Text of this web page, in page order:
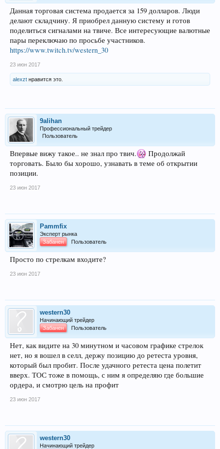
Данная торговая система продается за 159 долларов. Люди
делают складчину. Я приобрел данную систему и готов
поделиться сигналами на твиче. Все интересующие валютные
пары переключаю по просьбе участников.
https://www.twitch.tv/western_30
23 июн 2017
alexzt нравится это.
9alihan
Профессиональный трейдер
Пользователь
Впервые вижу такое.. не знал про твич.
Продолжай
торговать. Было бы хорошо, узнавать в теме об открытии
позиции.
23 июн 2017
Pammfix
Эксперт рынка
Забанен
Пользователь
Просто по стрелкам входите?
23 июн 2017
western30
Начинающий трейдер
Забанен
Пользователь
Нет, как видите на 30 минутном и часовом графике стрелок
нет, но я вошел в селл, держу позицию до ретеста уровня,
который был пробит. После удачного ретеста цена полетит
вверх. ТОС тоже в помощь, с ним я определяю где большие
ордера, и смотрю цель на профит
23 июн 2017
western30
Начинающий трейдер